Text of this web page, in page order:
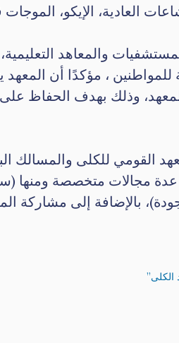
العادية، الإيكو،
والمعاهد
، مؤكدًا أن المعهد
المعهد، وذلك بهدف الحفاظ
القومي للكلى والمسالك
مجالات متخصصة ومنها
بالإضافة إلى مشاركة